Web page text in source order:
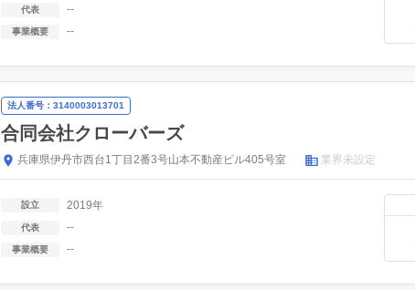
代表 --
事業概要 --
法人番号：3140003013701
合同会社クローバーズ
兵庫県伊丹市西台1丁目2番3号山本不動産ビル405号室 業界未設定
設立 2019年
代表 --
事業概要 --